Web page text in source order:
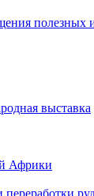
полезных
выставка
Африки